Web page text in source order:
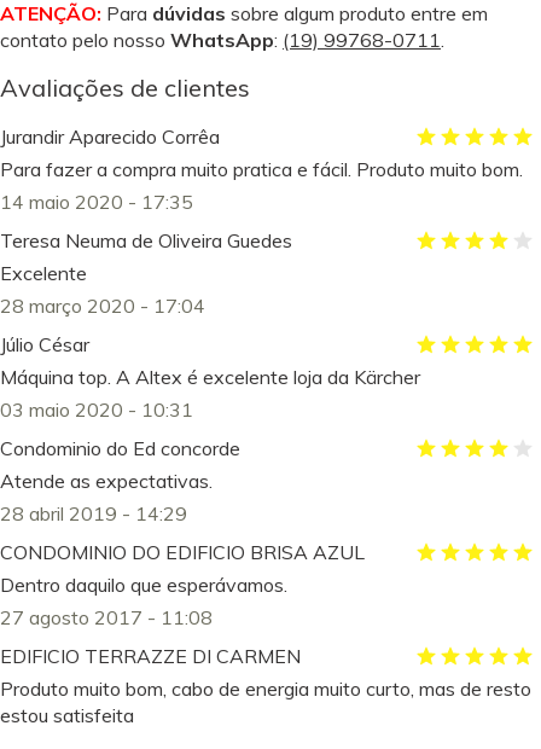
ATENÇÃO: Para dúvidas sobre algum produto entre em
contato pelo nosso WhatsApp: (19) 99768-0711.
Avaliações de clientes
Jurandir Aparecido Corrêa
Para fazer a compra muito pratica e fácil. Produto muito bom.
14 maio 2020 - 17:35
Teresa Neuma de Oliveira Guedes
Excelente
28 março 2020 - 17:04
Júlio César
Máquina top. A Altex é excelente loja da Kärcher
03 maio 2020 - 10:31
Condominio do Ed concorde
Atende as expectativas.
28 abril 2019 - 14:29
CONDOMINIO DO EDIFICIO BRISA AZUL
Dentro daquilo que esperávamos.
27 agosto 2017 - 11:08
EDIFICIO TERRAZZE DI CARMEN
Produto muito bom, cabo de energia muito curto, mas de resto
estou satisfeita